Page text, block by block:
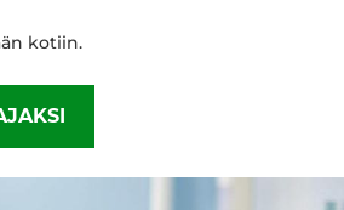
kotiin.